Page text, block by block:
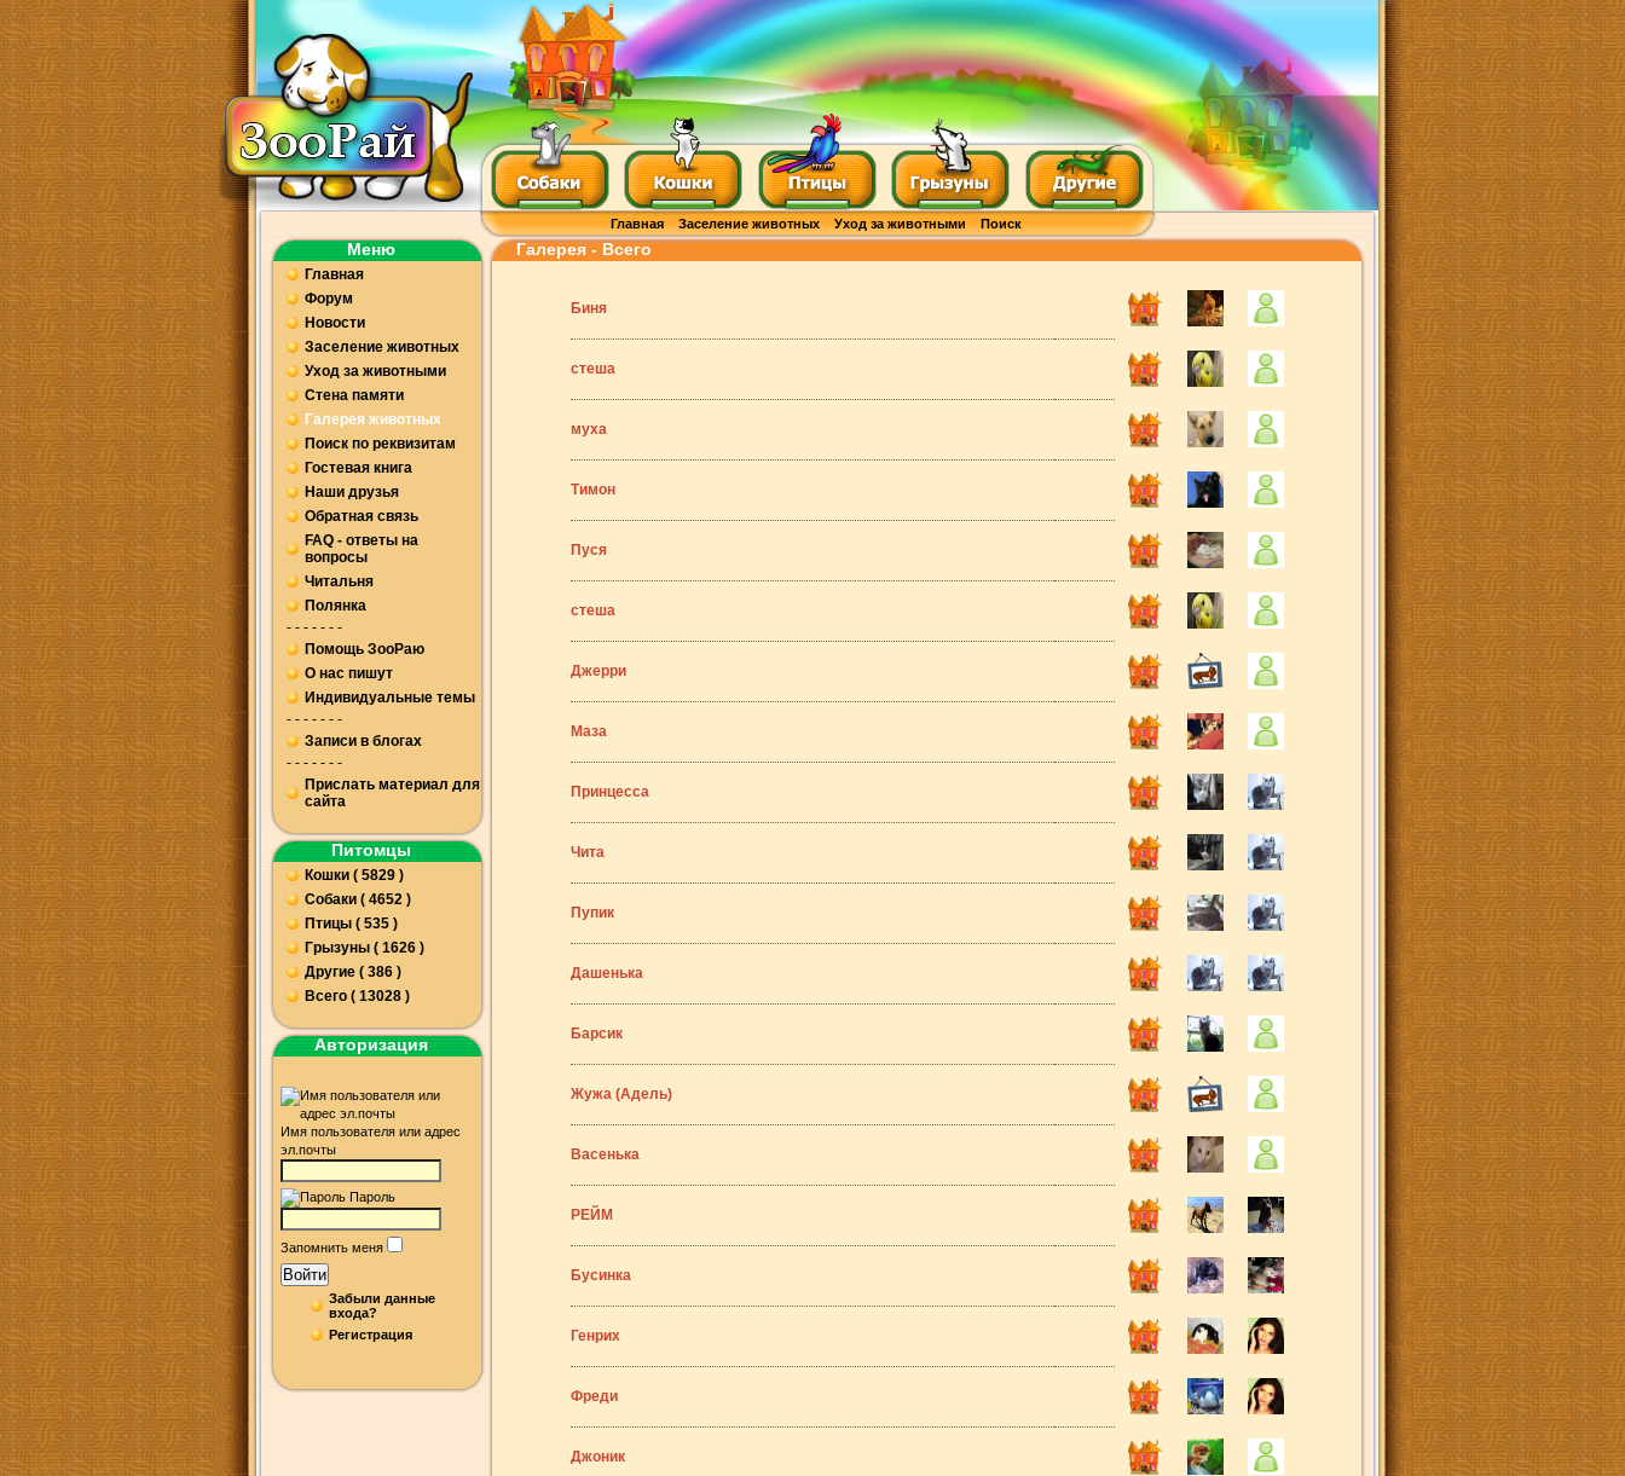
Главная Заселение животных Уход за животными Поиск
Меню
Главная
Форум
Новости
Заселение животных
Уход за животными
Стена памяти
Галерея животных
Поиск по реквизитам
Гостевая книга
Наши друзья
Обратная связь
FAQ - ответы на
вопросы
Читальня
Полянка
- - - - - - -
Помощь ЗооРаю
О нас пишут
Индивидуальные темы
- - - - - - -
Записи в блогах
- - - - - - -
Прислать материал для
сайта
Питомцы
Кошки ( 5829 )
Собаки ( 4652 )
Птицы ( 535 )
Грызуны ( 1626 )
Другие ( 386 )
Всего ( 13028 )
Авторизация
Имя пользователя или адрес
эл.почты
Пароль
Запомнить меня
Войти
Забыли данные
входа?
Регистрация
Галерея - Всего
Биня
стеша
муха
Тимон
Пуся
стеша
Джерри
Маза
Принцесса
Чита
Пупик
Дашенька
Барсик
Жужа (Адель)
Васенька
РЕЙМ
Бусинка
Генрих
Фреди
Джоник